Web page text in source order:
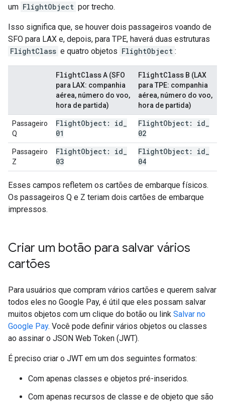
um FlightObject por trecho.
Isso significa que, se houver dois passageiros voando de
SFO para LAX e, depois, para TPE, haverá duas estruturas
FlightClass e quatro objetos FlightObject :
FlightClassA (SFO
para LAX: companhia
aérea, número do voo,
hora de partida)
FlightClass B (LAX
para TPE: companhia
aérea, número do voo,
hora de partida)
Passageiro
Q
FlightObject: id
01
FlightObject: id
02
Passageiro
Z
FlightObject: id
03
FlightObject: id
04
Esses campos refletem os cartões de embarque físicos.
Os passageiros Q e Z teriam dois cartões de embarque
impressos.
Criar um botão para salvar vários
cartões
Para usuários que compram vários cartões e querem salvar
todos eles no Google Pay, é útil que eles possam salvar
muitos objetos com um clique do botão ou link Salvar no
Google Pay. Você pode definir vários objetos ou classes
ao assinar o JSON Web Token (JWT).
É preciso criar o JWT em um dos seguintes formatos:
Com apenas classes e objetos pré-inseridos.
Com apenas recursos de classe e de objeto que são